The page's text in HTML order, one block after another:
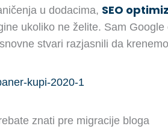
u dodacima, SEO
ukoliko ne želite. Sam
stvari razjasnili da
znati pre migracije bloga